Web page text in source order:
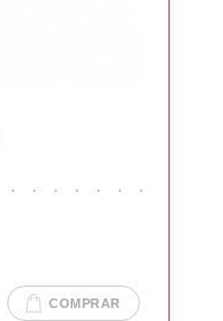
COMPRAR